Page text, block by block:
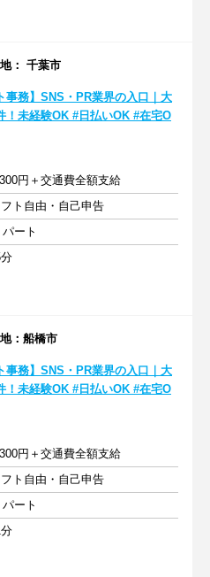
： 千葉市
事務】SNS・PR業界の入口｜大
！未経験OK #日払いOK #在宅O
円＋交通費全額支給
ト自由・自己申告
ート
：船橋市
事務】SNS・PR業界の入口｜大
！未経験OK #日払いOK #在宅O
円＋交通費全額支給
ト自由・自己申告
ート